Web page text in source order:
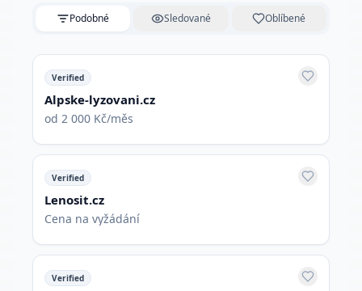
Podobné Sledované Oblíbené
Verified
Alpske-lyzovani.cz
od 2 000 Kč/měs
Verified
Lenosit.cz
Cena na vyžádání
Verified